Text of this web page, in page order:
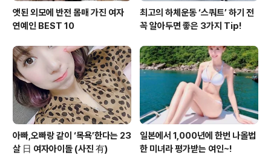
앳된 외모에 반전 몸매 가진 여자
연예인 BEST 10
최고의 하체운동 ‘스쿼트’ 하기 전
꼭 알아두면 좋은 3가지 Tip!
아빠,오빠랑 같이 ‘목욕’한다는 23
살 日 여자아이돌 (사진 有)
일본에서 1,000년에 한번 나올법
한 미녀라 평가받는 여인~!